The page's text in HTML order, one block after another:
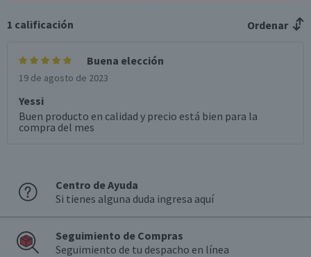
1 calificación Ordenar
Buena elección
19 de agosto de 2023
Yessi
Buen producto en calidad y precio está bien para la
compra del mes
Centro de Ayuda
Si tienes alguna duda ingresa aquí
Seguimiento de Compras
Seguimiento de tu despacho en línea